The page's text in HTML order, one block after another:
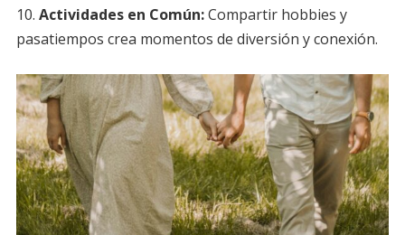
Actividades en Común:Compartir hobbies y
pasatiempos crea momentos de diversión y conexión.